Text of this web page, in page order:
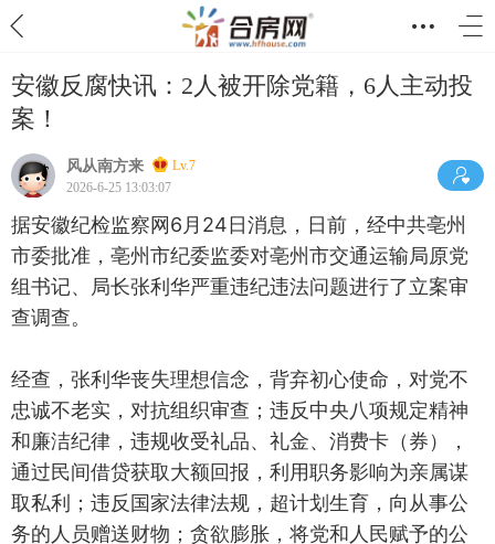
安徽反腐快讯：2人被开除党籍，6人主动投
案！
风从南方来
Lv.7
2026-6-25 13:03:07
据安徽纪检监察网6月24日消息，日前，经中共亳州
市委批准，亳州市纪委监委对亳州市交通运输局原党
组书记、局长张利华严重违纪违法问题进行了立案审
查调查。
经查，张利华丧失理想信念，背弃初心使命，对党不
忠诚不老实，对抗组织审查；违反中央八项规定精神
和廉洁纪律，违规收受礼品、礼金、消费卡（券），
通过民间借贷获取大额回报，利用职务影响为亲属谋
取私利；违反国家法律法规，超计划生育，向从事公
务的人员赠送财物；贪欲膨胀，将党和人民赋予的公